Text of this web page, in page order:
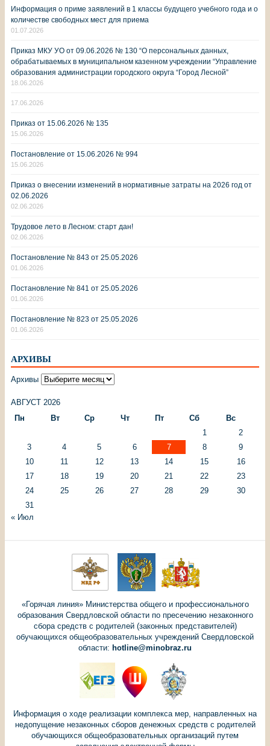
Информация о приме заявлений в 1 классы будущего учебного года и о
количестве свободных мест для приема
01.07.2026
Приказ МКУ УО от 09.06.2026 № 130 “О персональных данных,
обрабатываемых в муниципальном казенном учреждении “Управление
образования администрации городского округа “Город Лесной”
18.06.2026
17.06.2026
Приказ от 15.06.2026 № 135
15.06.2026
Постановление от 15.06.2026 № 994
15.06.2026
Приказ о внесении изменений в нормативные затраты на 2026 год от
02.06.2026
02.06.2026
Трудовое лето в Лесном: старт дан!
02.06.2026
Постановление № 843 от 25.05.2026
01.06.2026
Постановление № 841 от 25.05.2026
01.06.2026
Постановление № 823 от 25.05.2026
01.06.2026
АРХИВЫ
Архивы
АВГУСТ 2026
Пн
Вт Ср Чт Пт Сб
Вс
1
2
3
4 5 6 7 8
9
10
11 12 13 14 15
16
17
18 19 20 21 22
23
24
25 26 27 28 29
30
31
« Июл
«Горячая линия» Министерства общего и профессионального
образования Свердловской области по пресечению незаконного
сбора средств с родителей (законных представителей)
обучающихся общеобразовательных учреждений Свердловской
области: hotline@minobraz.ru
Информация о ходе реализации комплекса мер, направленных на
недопущение незаконных сборов денежных средств с родителей
обучающихся общеобразовательных организаций путем